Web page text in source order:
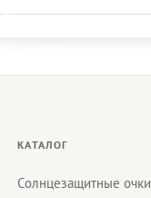
КАТАЛОГ
Солнцезащитные очки